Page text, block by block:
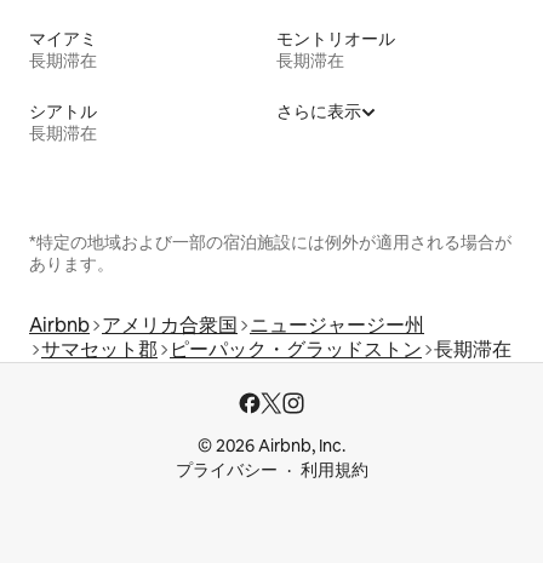
マイアミ
長期滞在
モントリオール
長期滞在
シアトル
長期滞在
さらに表示
*特定の地域および一部の宿泊施設には例外が適用される場合が
あります。
Airbnb アメリカ合衆国 ニュージャージー州
サマセット郡
ピーパック・グラッドストン 長期滞在
© 2026 Airbnb, Inc.
プライバシー
利用規約